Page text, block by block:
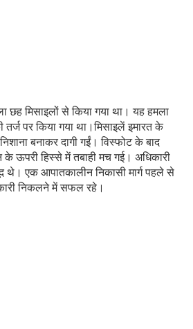
छह मिसाइलों से किया गया था। यह हमला
पर किया गया था।मिसाइलें इमारत के
बनाकर दागी गईं। विस्फोट के बाद
ऊपरी हिस्से में तबाही मच गई। अधिकारी
थे। एक आपातकालीन निकासी मार्ग पहले से
निकलने में सफल रहे।